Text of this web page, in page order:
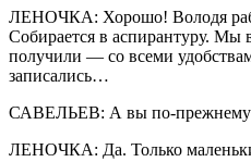
ЛЕНОЧКА: Хорошо! Володя
Собирается в аспирантуру. Мы
получили — со всеми
записались…
САВЕЛЬЕВ: А вы по-прежнему
ЛЕНОЧКА: Да. Только